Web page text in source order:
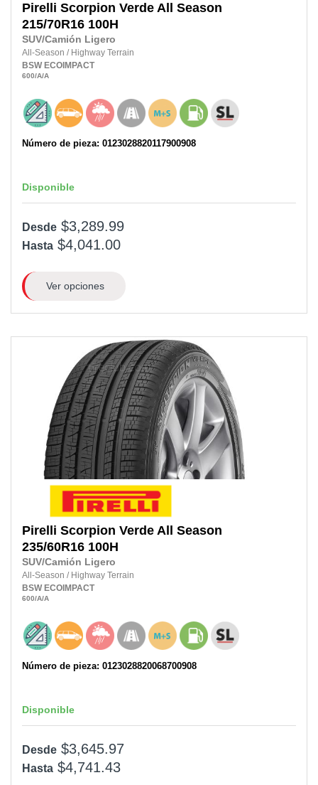
Pirelli Scorpion Verde All Season
215/70R16 100H
SUV/Camión Ligero
All-Season / Highway Terrain
BSW ECOIMPACT
600/A/A
Número de pieza: 0123028820117900908
Disponible
Desde $3,289.99
Hasta $4,041.00
Ver opciones
Pirelli Scorpion Verde All Season
235/60R16 100H
SUV/Camión Ligero
All-Season / Highway Terrain
BSW ECOIMPACT
600/A/A
Número de pieza: 0123028820068700908
Disponible
Desde $3,645.97
Hasta $4,741.43